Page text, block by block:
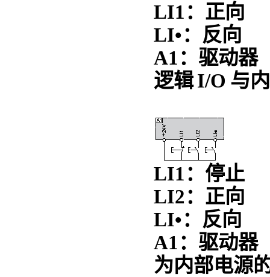
LI1：正向
LI•：反向
A1：驱动器
逻辑 I/O 与
LI1：停止
LI2：正向
LI•：反向
A1：驱动器
为内部电源